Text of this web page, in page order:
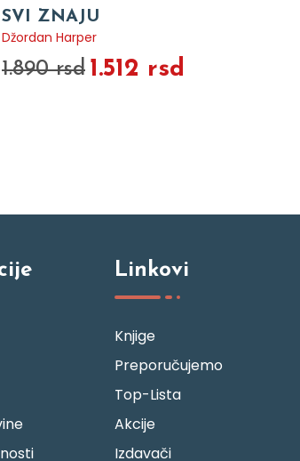
SVI ZNAJU
Džordan Harper
1.890 rsd 1.512 rsd
Linkovi
Knjige
Preporučujemo
Top-Lista
Akcije
Izdavači